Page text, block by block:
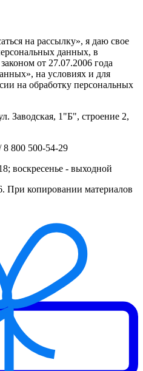
на рассылку», я даю свое
данных, в
от 27.07.2006 года
на условиях и для
на обработку персональных
Заводская, 1"Б", строение 2,
8 800 500-54-29
; воскресенье - выходной
При копировании материалов